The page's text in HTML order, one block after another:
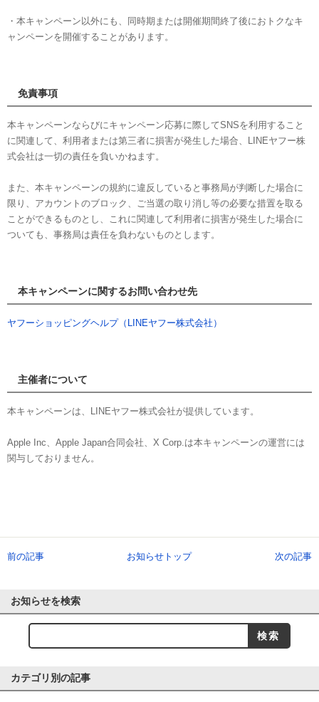
・本キャンペーン以外にも、同時期または開催期間終了後におトクなキ
ャンペーンを開催することがあります。
免責事項
本キャンペーンならびにキャンペーン応募に際してSNSを利用すること
に関連して、利用者または第三者に損害が発生した場合、LINEヤフー株
式会社は一切の責任を負いかねます。
また、本キャンペーンの規約に違反していると事務局が判断した場合に
限り、アカウントのブロック、ご当選の取り消し等の必要な措置を取る
ことができるものとし、これに関連して利用者に損害が発生した場合に
ついても、事務局は責任を負わないものとします。
本キャンペーンに関するお問い合わせ先
ヤフーショッピングヘルプ（LINEヤフー株式会社）
主催者について
本キャンペーンは、LINEヤフー株式会社が提供しています。
Apple Inc、Apple Japan合同会社、X Corp.は本キャンペーンの運営には
関与しておりません。
前の記事 お知らせトップ 次の記事
お知らせを検索
カテゴリ別の記事